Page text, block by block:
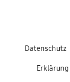
Datenschutz